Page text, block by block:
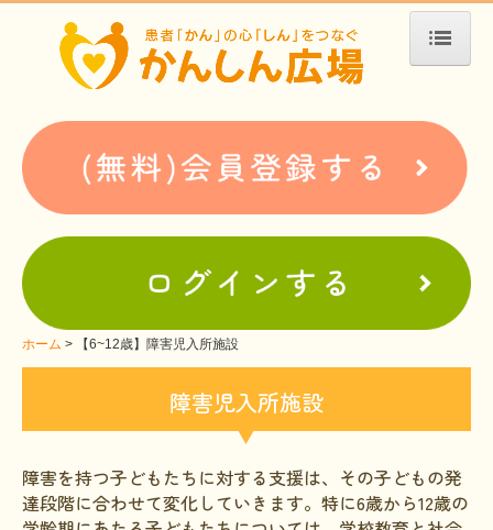
ホーム
患者会・支援団体紹介
疾患別検索
疾患分類検索
支援中ホームページ一例
患者会紹介
WEBメディアに関するコラム
文献に関するコラム
ホーム 【6~12歳】障害児入所施設
障害児入所施設
障害を持つ子どもたちに対する支援は、その子どもの発
達段階に合わせて変化していきます。特に6歳から12歳の